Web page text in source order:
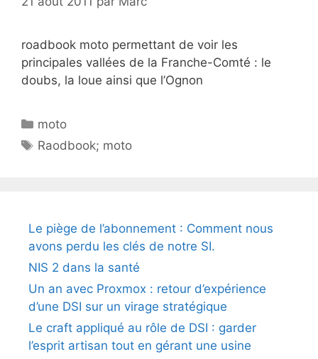
roadbook moto permettant de voir les
principales vallées de la Franche-Comté : le
doubs, la loue ainsi que l’Ognon
Catégories
moto
Étiquettes
Raodbook; moto
Le piège de l’abonnement : Comment nous
avons perdu les clés de notre SI.
NIS 2 dans la santé
Un an avec Proxmox : retour d’expérience
d’une DSI sur un virage stratégique
Le craft appliqué au rôle de DSI : garder
l’esprit artisan tout en gérant une usine